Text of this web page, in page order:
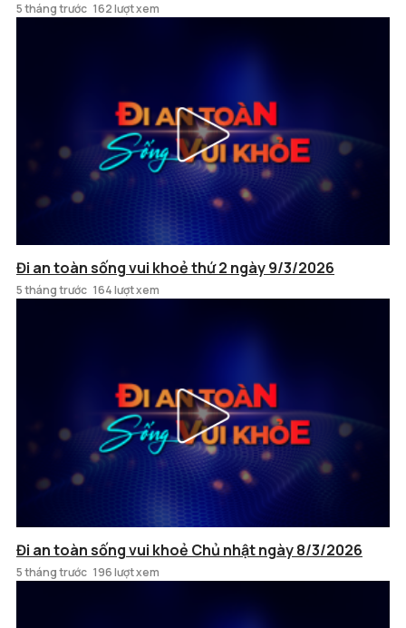
5 tháng trước 162 lượt xem
Đi an toàn sống vui khoẻ thứ 2 ngày 9/3/2026
5 tháng trước 164 lượt xem
Đi an toàn sống vui khoẻ Chủ nhật ngày 8/3/2026
5 tháng trước 196 lượt xem